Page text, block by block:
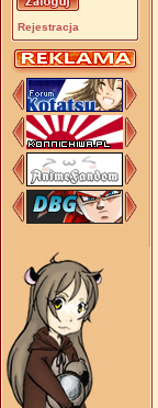
Rejestracja